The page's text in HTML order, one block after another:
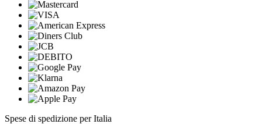
Spese di spedizione per Italia